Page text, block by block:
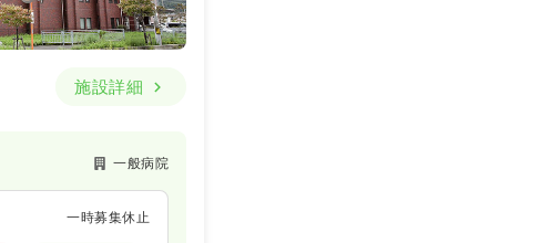
施設詳細
一般病院
一時募集休止